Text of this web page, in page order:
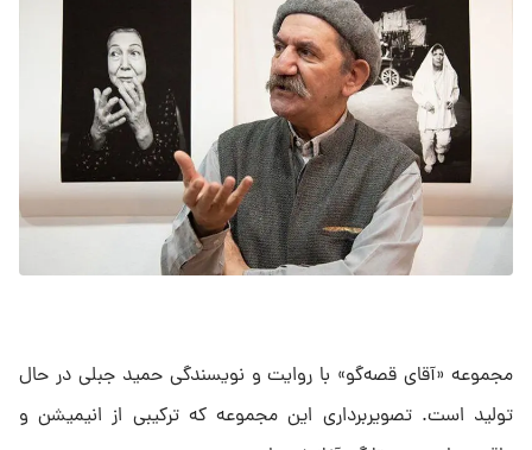
مجموعه «آقای قصه‌گو» با روایت و نویسندگی حمید جبلی در حال
تولید است. تصویربرداری این مجموعه که ترکیبی از انیمیشن و